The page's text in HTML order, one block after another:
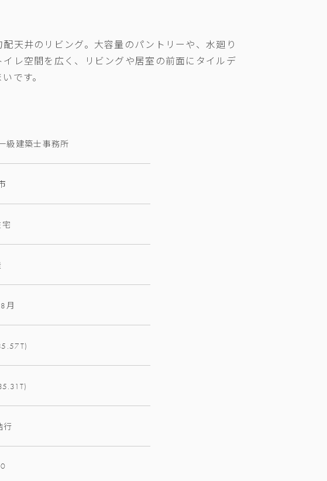
天井のリビング。大容量のパントリーや、水廻り
レ空間を広く、リビングや居室の前面にタイルデ
です。
級建築士事務所
月
行